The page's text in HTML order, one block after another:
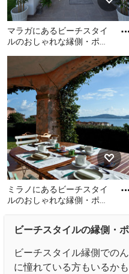
マラガにあるビーチスタイ
ルのおしゃれな縁側・ポー
マラガにあるビーチスタイ
ルのおしゃれな縁側・ポー
チの写真
ミラノにあるビーチスタイ
ルのおしゃれな縁側・ポー
ミラノにあるビーチスタイ
ルのおしゃれな縁側・ポー
ビーチスタイルの縁側・
ビーチスタイル縁側での
に憧れている方もいるか